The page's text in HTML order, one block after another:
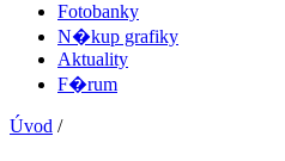
Fotobanky
N�kup grafiky
Aktuality
F�rum
Úvod /